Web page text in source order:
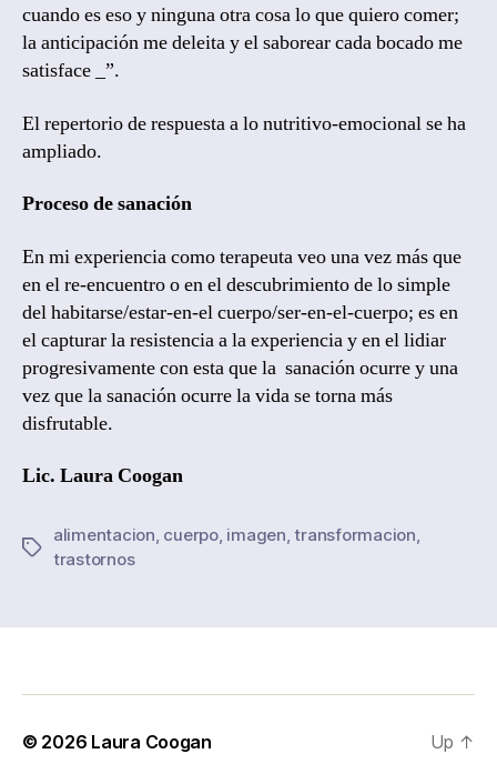
cuando es eso y ninguna otra cosa lo que quiero comer;
la anticipación me deleita y el saborear cada bocado me
satisface _”.
El repertorio de respuesta a lo nutritivo-emocional se ha
ampliado.
Proceso de sanación
En mi experiencia como terapeuta veo una vez más que
en el re-encuentro o en el descubrimiento de lo simple
del habitarse/estar-en-el cuerpo/ser-en-el-cuerpo; es en
el capturar la resistencia a la experiencia y en el lidiar
progresivamente con esta que la sanación ocurre y una
vez que la sanación ocurre la vida se torna más
disfrutable.
Lic. Laura Coogan
Tags
alimentacion, cuerpo, imagen,transformacion,
trastornos
© 2026 Laura Coogan Up ↑